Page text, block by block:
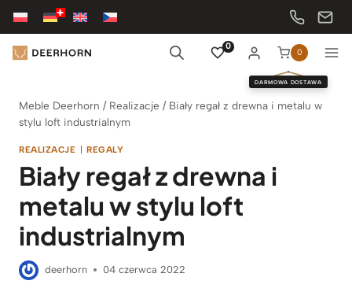
Przejdź
treści
0
0
DARMOWA DOSTAWA
Meble Deerhorn / Realizacje / Biały regał z drewna i metalu w
stylu loft industrialnym
REALIZACJE | REGALY
Biały regał z drewna i
metalu w stylu loft
industrialnym
deerhorn 04 czerwca 2022